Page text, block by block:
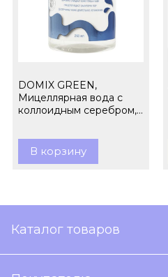
DOMIX GREEN,
Мицеллярная вода с
коллоидным серебром,
В корзину
Каталог товаров